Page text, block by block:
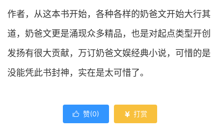
作者，从这本书开始，各种各样的奶爸文开始大行其
道，奶爸文更是涌现众多精品，也是对起点类型开创
发扬有很大贡献，万订奶爸文娱经典小说，可惜的是
没能凭此书封神，实在是太可惜了。
 赞(0)  打赏